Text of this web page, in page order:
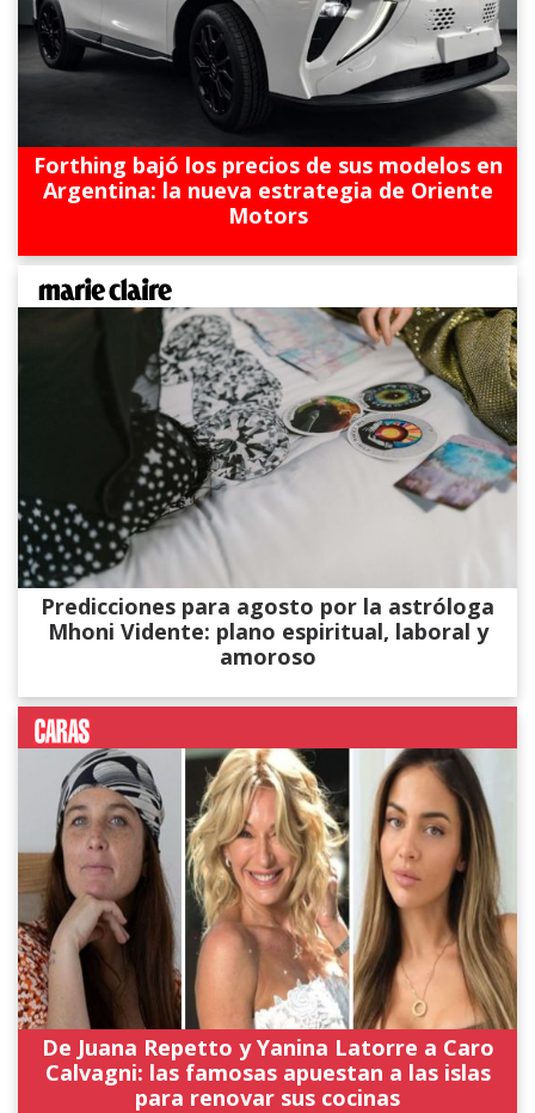
Forthing bajó los precios de sus modelos en
Argentina: la nueva estrategia de Oriente
Motors
Predicciones para agosto por la astróloga
Mhoni Vidente: plano espiritual, laboral y
amoroso
De Juana Repetto y Yanina Latorre a Caro
Calvagni: las famosas apuestan a las islas
para renovar sus cocinas